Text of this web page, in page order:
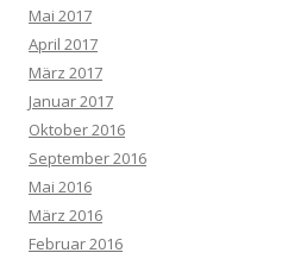
Mai 2017
April 2017
März 2017
Januar 2017
Oktober 2016
September 2016
Mai 2016
März 2016
Februar 2016